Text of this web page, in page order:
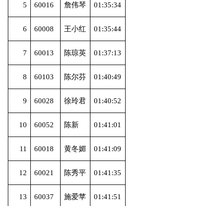
5 60016 詹伟琴 01:35:34
6 60008 王小红 01:35:44
7 60013 陈琼英 01:37:13
8 60103 陈尔芬 01:40:49
9 60028 徐玲君 01:40:52
10 60052 陈新 01:41:01
11 60018 黄冬媚 01:41:09
12 60021 陈秀平 01:41:35
13 60037 施爱苹 01:41:51